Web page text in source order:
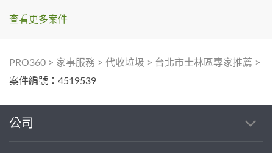
查看更多案件
PRO360 > 家事服務 > 代收垃圾 > 台北市士林區專家推薦 >
案件編號：4519539
公司